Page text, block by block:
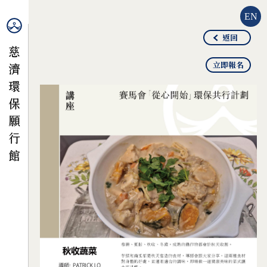
EN
返回
立即報名